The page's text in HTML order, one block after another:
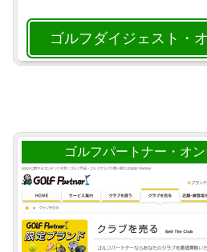
ゴルフダイジェスト・
ゴルフパートナー・オ